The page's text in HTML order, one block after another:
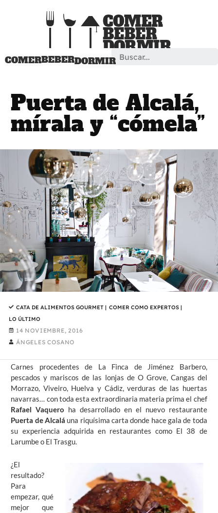
COMERBEBERDORMIR
Search
Puerta de Alcalá,
mírala y “cómela”
CATA DE ALIMENTOS GOURMET| COMER COMO EXPERTOS|
LO ÚLTIMO
14 NOVIEMBRE, 2016
ÁNGELES COSANO
Carnes procedentes de La Finca de Jiménez Barbero,
pescados y mariscos de las lonjas de O Grove, Cangas del
Morrazo, Viveiro, Huelva y Cádiz, verduras de las huertas
navarras… con toda esta extraordinaria materia prima el chef
Rafael Vaquero ha desarrollado en el nuevo restaurante
Puerta de Alcalá una riquísima carta donde hace gala de toda
su experiencia adquirida en restaurantes como El 38 de
Larumbe o El Trasgu.
¿El
resultado?
Para
empezar, qué
mejor que